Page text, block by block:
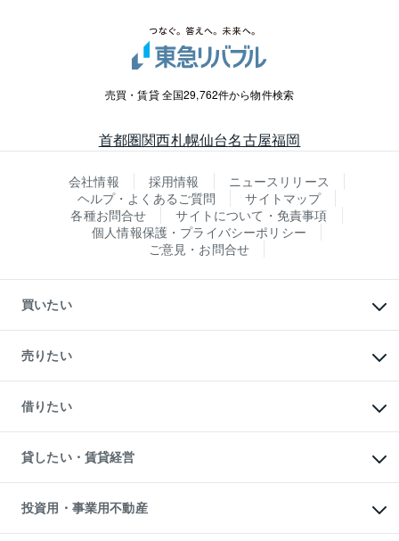
売買・賃貸 全国29,762件から物件検索
首都圏関西札幌仙台名古屋福岡
会社情報 採用情報
ニュースリリース
ヘルプ・よくあるご質問
サイトマップ
各種お問合せ
サイトについて・免責事項
個人情報保護・プライバシーポリシー
ご意見・お問合せ
買いたい
新築・分譲マンションの購入
中古マンションの購入
一戸建ての購入
中古一戸建ての購入
不動産購入の流れ
注目キーワード物件特集
購入ガイド
English 繁体中文簡体中文
売りたい
一戸建ての売却・査定
土地の売却・査定
スピードAI査定
不動産査定について
不動産売却の流れ
不動産買換えの流れ
売却ガイド
借りたい
オフィス・店舗の賃貸
借りるときの流れ
借りるガイド
貸したい・賃貸経営
マンション賃料データ
賃貸管理プラン
リロケーションについて
投資用・事業用不動産